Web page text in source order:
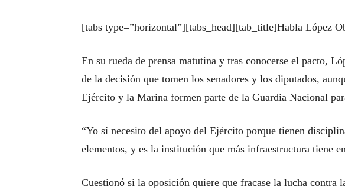
[tabs type=”horizontal”][tabs_head][tab_title]Habla López
En su rueda de prensa matutina y tras conocerse el pacto,
de la decisión que tomen los senadores y los diputados,
Ejército y la Marina formen parte de la Guardia Nacional
“Yo sí necesito del apoyo del Ejército porque tienen
elementos, y es la institución que más infraestructura tiene
Cuestionó si la oposición quiere que fracase la lucha contra